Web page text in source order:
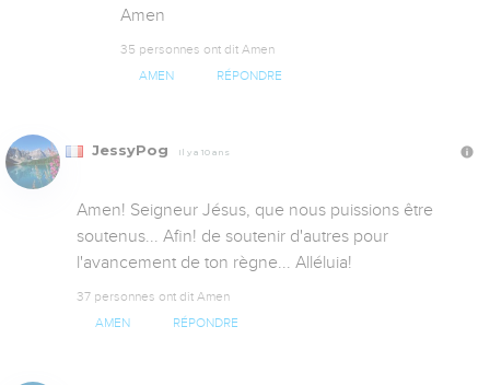
Amen
35 personnes ont dit Amen
AMEN RÉPONDRE
JessyPog Il y a 10 ans
Amen! Seigneur Jésus, que nous puissions être
soutenus... Afin! de soutenir d'autres pour
l'avancement de ton règne... Alléluia!
37 personnes ont dit Amen
AMEN RÉPONDRE